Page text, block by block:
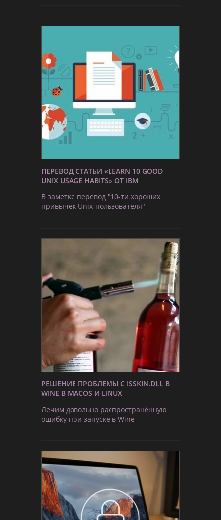
ПЕРЕВОД СТАТЬИ «LEARN 10 GOOD
UNIX USAGE HABITS» ОТ IBM
В заметке перевод "10-ти хороших
привычек Unix-пользователя"
РЕШЕНИЕ ПРОБЛЕМЫ С ISSKIN.DLL В
WINE В MACOS И LINUX
Лечим довольно распространённую
ошибку при запуске в Wine